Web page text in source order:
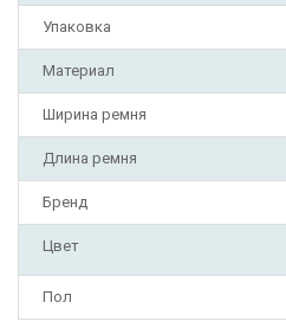
Упаковка
Материал
Ширина ремня
Длина ремня
Бренд
Цвет
Пол